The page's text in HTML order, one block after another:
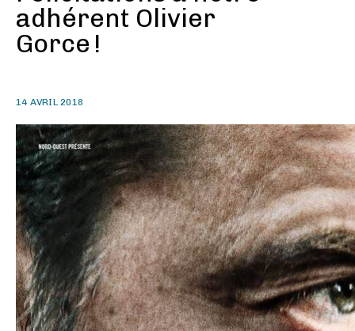
adhérent Olivier
Gorce !
14 AVRIL 2018